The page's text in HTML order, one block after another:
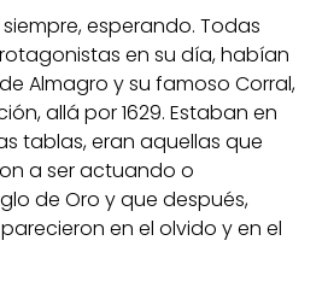
esperando. Todas
en su día, habían
Almagro y su famoso Corral,
allá por 1629. Estaban en
tablas, eran aquellas que
a ser actuando o
de Oro y que después,
en el olvido y en el